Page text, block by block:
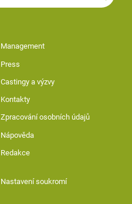
Management
Press
Castingy a výzvy
Kontakty
Zpracování osobních údajů
Nápověda
Redakce
Nastavení soukromí